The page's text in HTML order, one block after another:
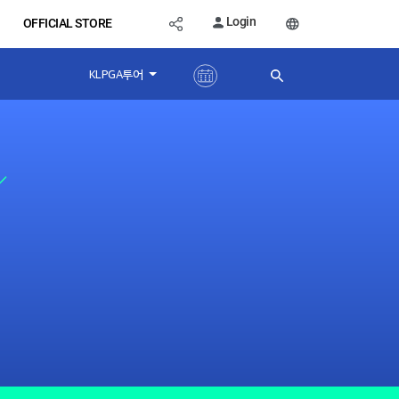
OFFICIAL STORE Login
KLPGA투어